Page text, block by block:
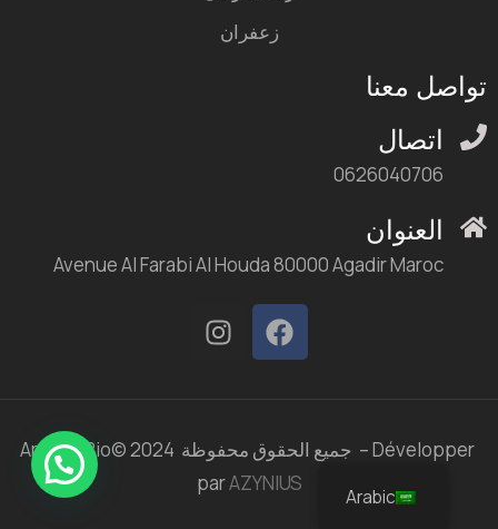
زعفران
تواصل معنا
اتصال
0626040706
العنوان
Avenue Al Farabi Al Houda 80000 Agadir Maroc
Arganir Bio© 2024 جميع الحقوق محفوظة – Développer
parAZYNIUS
Arabic